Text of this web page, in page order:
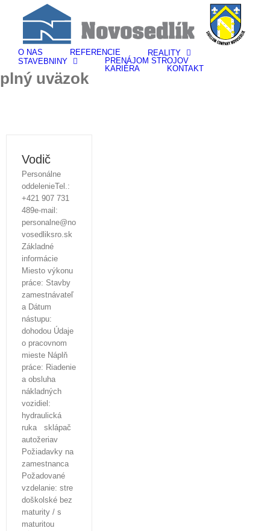
O NÁS REFERENCIE
REALITY
STAVEBNINY
PRENÁJOM STROJOV
KARIÉRA
KONTAKT
plný uväzok
Vodič
Personálne
oddelenieTel.:
+421 907 731
489e-mail:
personalne@no
vosedliksro.sk
Základné
informácie
Miesto výkonu
práce: Stavby
zamestnávateľ
a Dátum
nástupu:
dohodou Údaje
o pracovnom
mieste Náplň
práce: Riadenie
a obsluha
nákladných
vozidiel:
hydraulická
ruka sklápač
autožeriav
Požiadavky na
zamestnanca
Požadované
vzdelanie: stre
doškolské bez
maturity / s
maturitou